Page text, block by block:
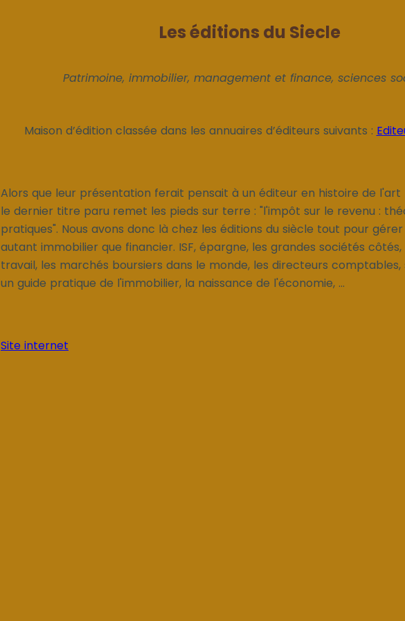
Les éditions du Siecle
Patrimoine, immobilier, management et finance, sciences
Maison d’édition classée dans les annuaires d’éditeurs suivants :
Alors que leur présentation ferait pensait à un éditeur en histoire de l'art
le dernier titre paru remet les pieds sur terre : "l'impôt sur le revenu :
pratiques". Nous avons donc là chez les éditions du siècle tout pour
autant immobilier que financier. ISF, épargne, les grandes sociétés
travail, les marchés boursiers dans le monde, les directeurs
un guide pratique de l'immobilier, la naissance de l'économie, ...
Site internet